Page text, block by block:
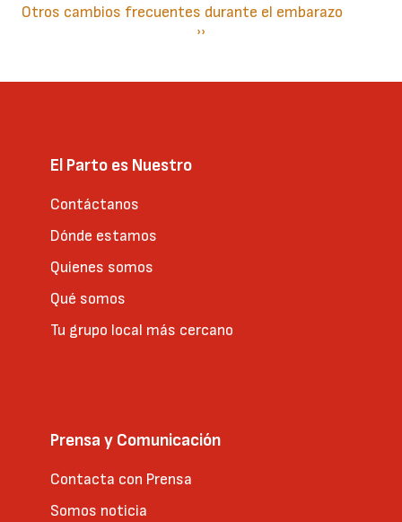
Otros cambios frecuentes durante el embarazo
Siguiente
››
El Parto es Nuestro
Contáctanos
Dónde estamos
Quienes somos
Qué somos
Tu grupo local más cercano
Prensa y Comunicación
Contacta con Prensa
Somos noticia